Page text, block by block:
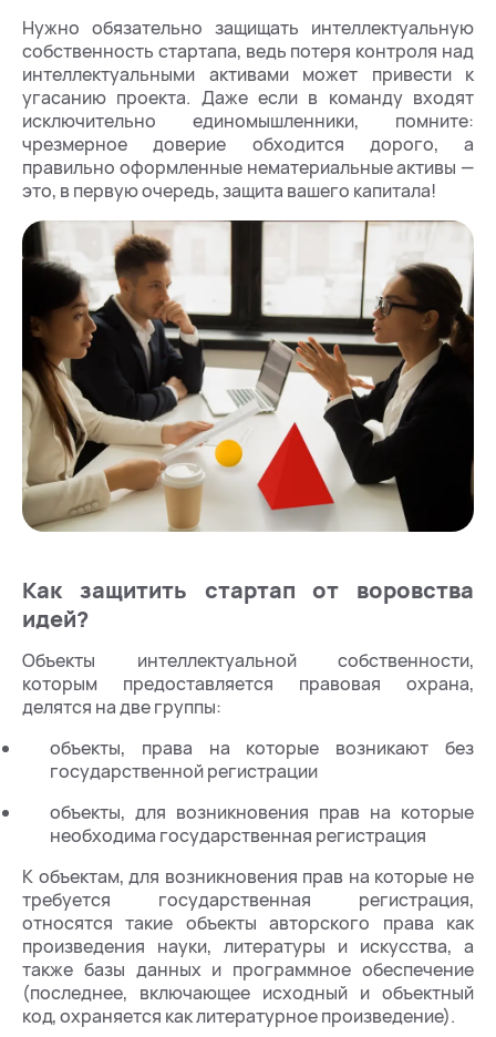
Нужно обязательно защищать интеллектуальную
собственность стартапа, ведь потеря контроля над
интеллектуальными активами может привести к
угасанию проекта. Даже если в команду входят
исключительно единомышленники, помните:
чрезмерное доверие обходится дорого, а
правильно оформленные нематериальные активы —
это, в первую очередь, защита вашего капитала!
Как защитить стартап от воровства
идей?
Объекты интеллектуальной собственности,
которым предоставляется правовая охрана,
делятся на две группы:
объекты, права на которые возникают без
государственной регистрации
объекты, для возникновения прав на которые
необходима государственная регистрация
К объектам, для возникновения прав на которые не
требуется государственная регистрация,
относятся такие объекты авторского права как
произведения науки, литературы и искусства, а
также базы данных и программное обеспечение
(последнее, включающее исходный и объектный
код, охраняется как литературное произведение).